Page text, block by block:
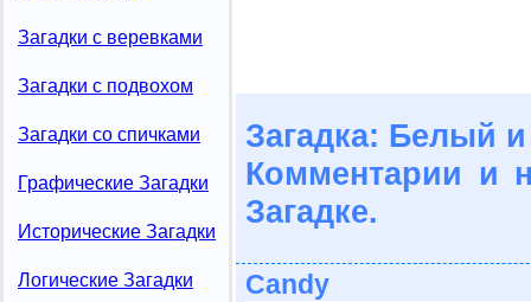
Загадки с веревками
Загадки с подвохом
Загадки со спичками
Графические Загадки
Исторические Загадки
Логические Загадки
Загадка: Белый
Комментарии и
Загадке.
Candy